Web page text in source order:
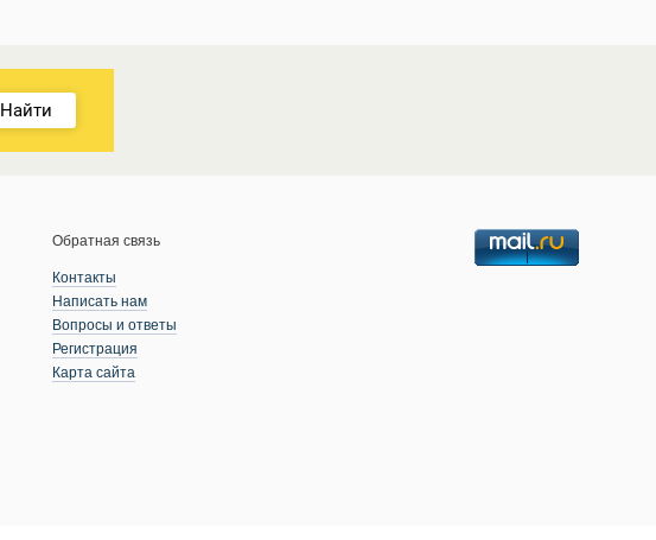
Найти
Обратная связь
Контакты
Написать нам
Вопросы и ответы
Регистрация
Карта сайта